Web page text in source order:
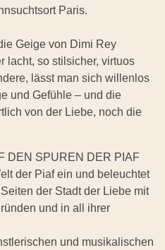
Paris.
Geige von Dimi Rey
lacht, so stilsicher, virtuos
lässt man sich willenlos
und Gefühle – und die
von der Liebe, noch die
DEN SPUREN DER PIAF
der Piaf ein und beleuchtet
der Stadt der Liebe mit
und in all ihrer
und musikalischen